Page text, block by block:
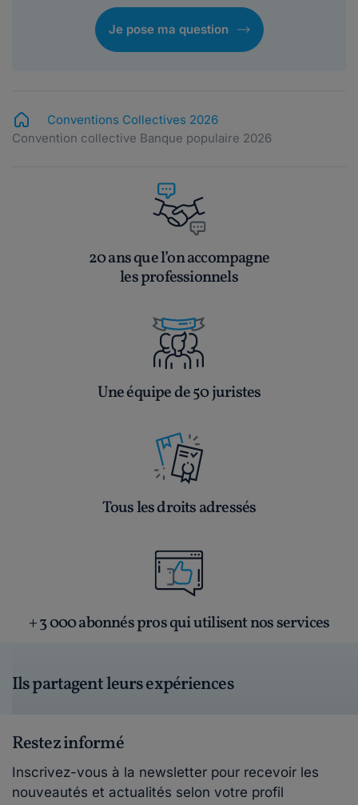
Je pose ma question
Conventions Collectives 2026
Convention collective Banque populaire 2026
20 ans que l’on accompagne
les professionnels
Une équipe de 50 juristes
Tous les droits adressés
+ 3 000 abonnés pros qui utilisent nos services
Ils partagent leurs expériences
Restez informé
Inscrivez-vous à la newsletter pour recevoir les
nouveautés et actualités selon votre profil